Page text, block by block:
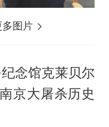
图片
念馆克莱贝尔
京大屠杀历史